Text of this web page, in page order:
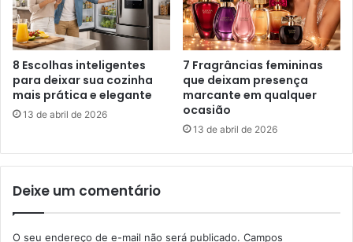
8 Escolhas inteligentes
para deixar sua cozinha
mais prática e elegante
13 de abril de 2026
7 Fragrâncias femininas
que deixam presença
marcante em qualquer
ocasião
13 de abril de 2026
Deixe um comentário
O seu endereço de e-mail não será publicado. Campos